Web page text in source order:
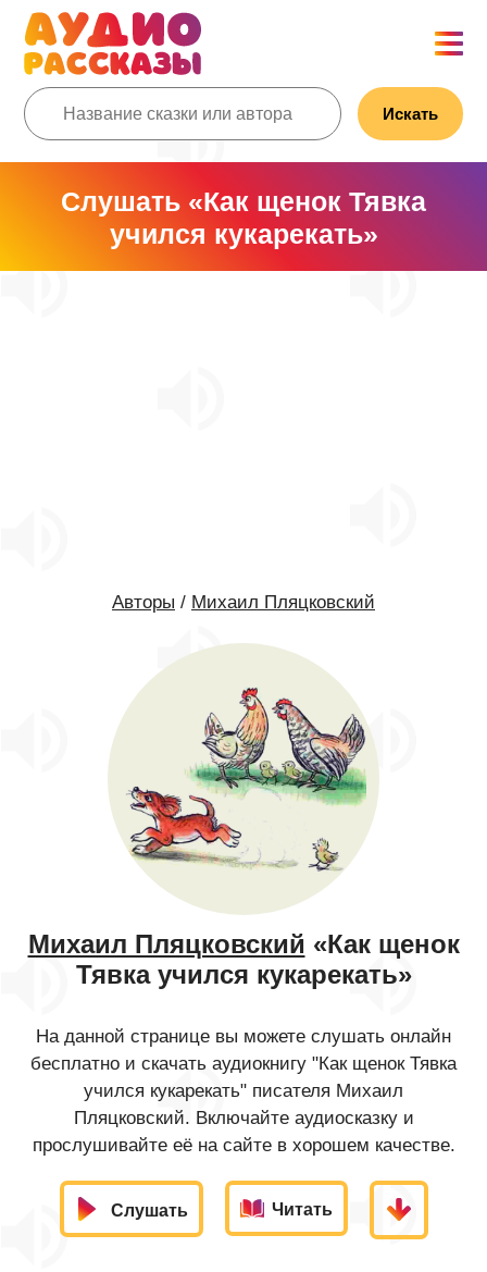
Искать
Слушать «Как щенок Тявка
учился кукарекать»
Авторы / Михаил Пляцковский
Михаил Пляцковский «Как щенок
Тявка учился кукарекать»
На данной странице вы можете слушать онлайн
бесплатно и скачать аудиокнигу "Как щенок Тявка
учился кукарекать" писателя Михаил
Пляцковский. Включайте аудиосказку и
прослушивайте её на сайте в хорошем качестве.
Слушать Читать